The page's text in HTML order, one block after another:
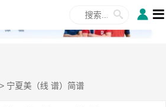
✕
> 宁夏美（线 谱）简谱